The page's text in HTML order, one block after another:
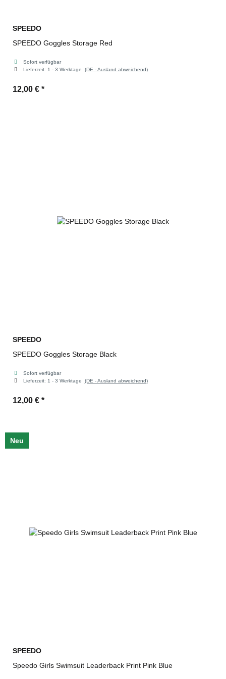
SPEEDO
SPEEDO Goggles Storage Red
Sofort verfügbar
Lieferzeit: 1 - 3 Werktage (DE - Ausland abweichend)
12,00 € *
SPEEDO
SPEEDO Goggles Storage Black
Sofort verfügbar
Lieferzeit: 1 - 3 Werktage (DE - Ausland abweichend)
12,00 € *
Neu
SPEEDO
Speedo Girls Swimsuit Leaderback Print Pink Blue